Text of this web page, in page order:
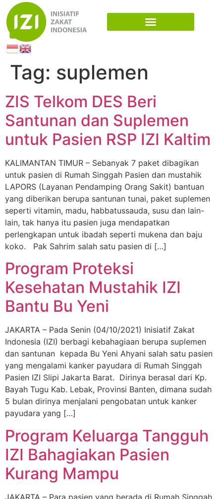
Tag: suplemen
ZIS Telkom DES Beri
Santunan dan Suplemen
untuk Pasien RSP IZI Kaltim
KALIMANTAN TIMUR – Sebanyak 7 paket dibagikan
untuk pasien di Rumah Singgah Pasien dan mustahik
LAPORS (Layanan Pendamping Orang Sakit) bantuan
yang diberikan berupa santunan tunai, paket suplemen
seperti vitamin, madu, habbatussauda, susu dan lain-
lain, tak hanya itu pasien juga mendapatkan
perlengkapan untuk ibadah seperti mukena dan baju
koko. Pak Sahrim salah satu pasien di […]
Program Proteksi
Kesehatan Mustahik IZI
Bantu Bu Yeni
JAKARTA – Pada Senin (04/10/2021) Inisiatif Zakat
Indonesia (IZI) berbagi kebahagiaan berupa suplemen
dan santunan kepada Bu Yeni Ahyani salah satu pasien
yang mengalami kanker payudara di Rumah Singgah
Pasien IZI Slipi Jakarta Barat. Dirinya berasal dari Kp.
Bayah Tugu Kab. Lebak, Provinsi Banten, dimana sudah
5 bulan dirinya menjalani pengobatan untuk kanker
payudara yang […]
Program Keluarga Tangguh
IZI Bahagiakan Pasien
Kurang Mampu
JAKARTA – Para pasien yang berada di Rumah Singgah